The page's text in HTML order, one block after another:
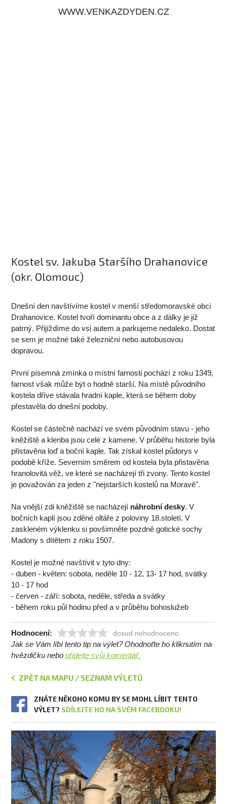
WWW.VENKAZDYDEN.CZ
Kostel sv. Jakuba Staršího Drahanovice
(okr. Olomouc)
Dnešní den navštívíme kostel v menší středomoravské obci
Drahanovice. Kostel tvoří dominantu obce a z dálky je již
patrný. Přijíždíme do vsi autem a parkujeme nedaleko. Dostat
se sem je možné také železniční nebo autobusovou
dopravou.
První písemná zmínka o místní farnosti pochází z roku 1349,
farnost však může být o hodně starší. Na místě původního
kostela dříve stávala hradní kaple, která se během doby
přestavěla do dnešní podoby.
Kostel se částečně nachází ve svém původním stavu - jeho
kněžiště a klenba jsou celé z kamene. V průběhu historie byla
přistavěna loď a boční kaple. Tak získal kostel půdorys v
podobě kříže. Severním směrem od kostela byla přistavěna
hranolovitá věž, ve které se nacházejí tři zvony. Tento kostel
je považován za jeden z "nejstarších kostelů na Moravě".
Na vnější zdi kněžiště se nacházejí náhrobní desky. V
bočních kaplí jsou zděné oltáře z poloviny 18.století. V
zaskleném výklenku si povšimněte pozdně gotické sochy
Madony s dítětem z roku 1507.
Kostel je možné navštívit v tyto dny:
- duben - květen: sobota, neděle 10 - 12, 13- 17 hod, svátky
10 - 17 hod
- červen - září: sobota, neděle, středa a svátky
- během roku půl hodinu před a v průběhu bohoslužeb
Hodnocení: dosud nehodnoceno
Jak se Vám líbí tento tip na výlet? Ohodnoťte ho kliknutím na
hvězdičku nebopřidejte svůj komentář.
ZPĚT NA MAPU / SEZNAM VÝLETŮ
ZNÁTE NĚKOHO KOMU BY SE MOHL LÍBIT TENTO
VÝLET? SDÍLEJTE HO NA SVÉM FACEBOOKU!